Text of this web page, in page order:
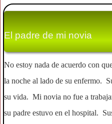
El padre de mi novia
No estoy nada de acuerdo con
la noche al lado de su enfermo.
su vida. Mi novia no fue a
su padre estuvo en el hospital.